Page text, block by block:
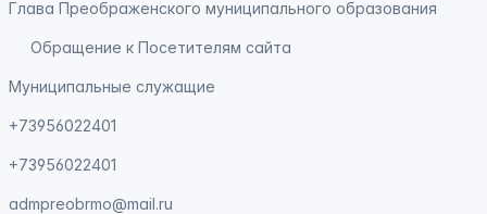
Глава Преображенского муниципального образования
Обращение к Посетителям сайта
Муниципальные служащие
+73956022401
+73956022401
admpreobrmo@mail.ru